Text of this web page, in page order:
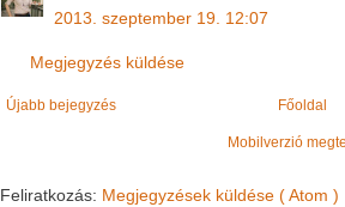
2013. szeptember 19. 12:07
Megjegyzés küldése
Újabb bejegyzés Főoldal
Mobilverzió
Feliratkozás: Megjegyzések küldése ( Atom )